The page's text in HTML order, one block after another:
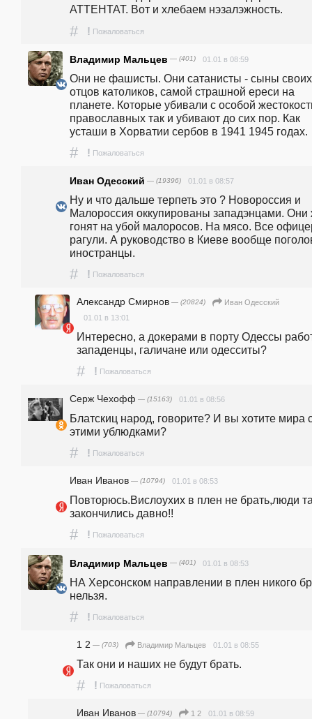
АТТЕНТАТ. Вот и хлебаем нэзалэжность.
# ! Пожаловаться
Владимир Мальцев — (401) 01.01 в 08:59
Они не фашисты. Они сатанисты - сыны своих
отцов католиков, самой страшной ереси на
планете. Которые убивали с особой
православных так и убивают до сих пор. Как
усташи в Хорватии сербов в 1941 1945 годах.
# ! Пожаловаться
Иван Одесский — (19396) 01.01 в 08:57
Ну и что дальше терпеть это ? Новороссия и
Малороссия оккупированы западэнцами. Они
гонят на убой малоросов. На мясо. Все
рагули. А руководство в Киеве вообще
иностранцы.
# ! Пожаловаться
Александр Смирнов — (20824)
Иван Одесский
01.01 в 13:01
Интересно, а докерами в порту Одессы
западенцы, галичане или одесситы?
# ! Пожаловаться
Серж Чехофф — (15163) 01.01 в 08:56
Блатскиц народ, говорите? И вы хотите мира
этими ублюдками?
# ! Пожаловаться
Иван Иванов — (10794) 01.01 в 08:53
Повторюсь.Вислоухих в плен не брать,люди
закончились давно!!
# ! Пожаловаться
Владимир Мальцев — (401) 01.01 в 08:53
НА Херсонском направлении в плен никого
нельзя.
# ! Пожаловаться
1 2 — (703) Владимир Мальцев 01.01 в 08:55
Так они и наших не будут брать.
# ! Пожаловаться
Иван Иванов — (10794) 1 2 01.01 в 08:59